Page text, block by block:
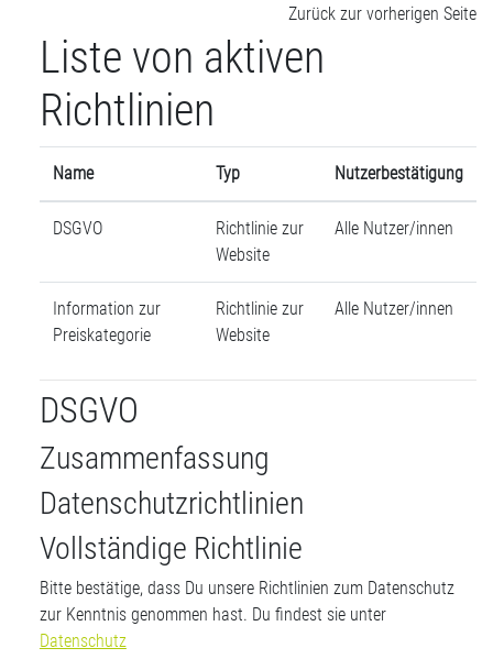
Zurück zur vorherigen Seite
Liste von aktiven
Richtlinien
Name Typ Nutzerbestätigung
DSGVO
Richtlinie zur
Website
Alle Nutzer/innen
Information zur
Preiskategorie
Richtlinie zur
Website
Alle Nutzer/innen
DSGVO
Zusammenfassung
Datenschutzrichtlinien
Vollständige Richtlinie
Bitte bestätige, dass Du unsere Richtlinien zum Datenschutz
zur Kenntnis genommen hast. Du findest sie unter
Datenschutz